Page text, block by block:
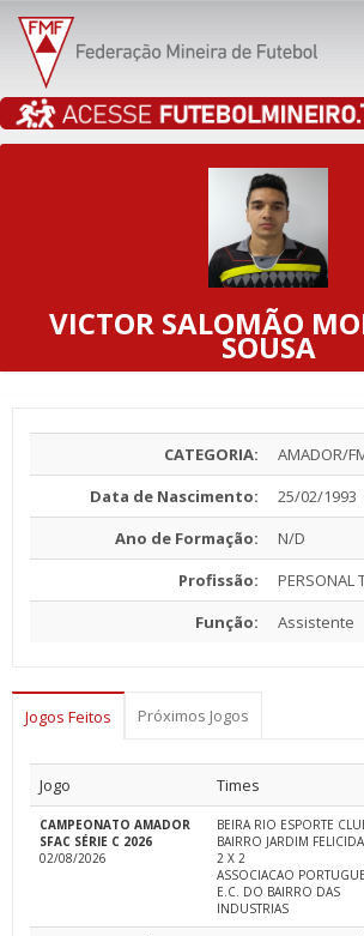
VICTOR SALOMÃO
SOUSA
CATEGORIA:
AMADOR/
Data de Nascimento:
25/02/1993
Ano de Formação:
N/D
Profissão:
PERSONAL
Função:
Assistente
Jogos Feitos Próximos Jogos
Jogo Times
CAMPEONATO AMADOR
SFAC SÉRIE C 2026
02/08/2026
BEIRA RIO ESPORTE
BAIRRO JARDIM
2 X 2
ASSOCIACAO
E.C. DO BAIRRO DAS
INDUSTRIAS